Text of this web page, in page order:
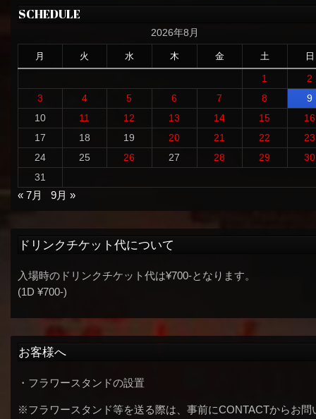
SCHEDULE
2026年8月
月 火 水 木 金 土 日
1
2
3
4 5 6 7 8
9
10
11 12 13 14 15
16
17
18 19 20 21 22
23
24
25 26 27 28 29
30
31
« 7月
9月 »
ドリンクチケット代について
入場時のドリンクチケット代は¥700-となります。
(1D ¥700-)
お客様へ
・フラワースタンドの設置
※フラワースタンド等を送る際は、事前にCONTACTからお問